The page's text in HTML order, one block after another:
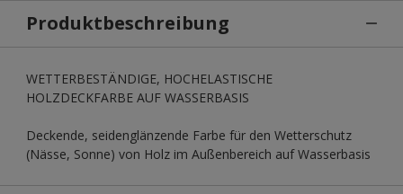
Produktbeschreibung
WETTERBESTÄNDIGE, HOCHELASTISCHE
HOLZDECKFARBE AUF WASSERBASIS
Deckende, seidenglänzende Farbe für den Wetterschutz
(Nässe, Sonne) von Holz im Außenbereich auf Wasserbasis